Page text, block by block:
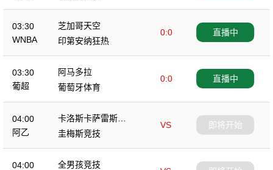
03:30
WNBA
芝加哥天空
0:0
印第安纳狂热
直播中
03:30
葡超
阿马多拉
0:0
葡萄牙体育
直播中
04:00
阿乙
卡洛斯卡萨雷斯农
业
VS
圭梅斯竞技
即将开始
04:00
全男孩竞技